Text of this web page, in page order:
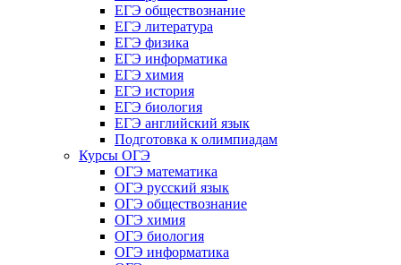
ЕГЭ обществознание
ЕГЭ литература
ЕГЭ физика
ЕГЭ информатика
ЕГЭ химия
ЕГЭ история
ЕГЭ биология
ЕГЭ английский язык
Подготовка к олимпиадам
Курсы ОГЭ
ОГЭ математика
ОГЭ русский язык
ОГЭ обществознание
ОГЭ химия
ОГЭ биология
ОГЭ информатика